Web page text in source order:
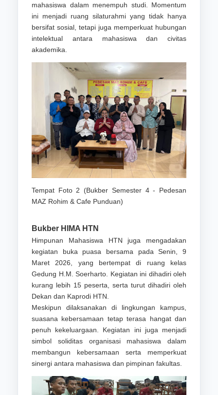
mahasiswa dalam menempuh studi. Momentum
ini menjadi ruang silaturahmi yang tidak hanya
bersifat sosial, tetapi juga memperkuat hubungan
intelektual antara mahasiswa dan civitas
akademika.
Tempat Foto 2 (Bukber Semester 4 - Pedesan
MAZ Rohim & Cafe Punduan)
Bukber HIMA HTN
Himpunan Mahasiswa HTN juga mengadakan
kegiatan buka puasa bersama pada Senin, 9
Maret 2026, yang bertempat di ruang kelas
Gedung H.M. Soerharto. Kegiatan ini dihadiri oleh
kurang lebih 15 peserta, serta turut dihadiri oleh
Dekan dan Kaprodi HTN.
Meskipun dilaksanakan di lingkungan kampus,
suasana kebersamaan tetap terasa hangat dan
penuh kekeluargaan. Kegiatan ini juga menjadi
simbol soliditas organisasi mahasiswa dalam
membangun kebersamaan serta memperkuat
sinergi antara mahasiswa dan pimpinan fakultas.